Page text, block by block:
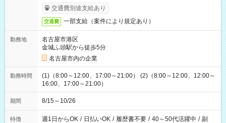
交通費別途支給あり
交通費 一部支給（案件により規定あり）
勤務地
名古屋市港区
金城ふ頭駅から徒歩5分
名古屋市内の企業
勤務時間
(1)（8:00～12:00、17:00～21:00） (2)（8:00～12:00、12:00～
16:00、17:00～21:00）
期間 8/15～10/26
特徴 週1日からOK / 日払いOK / 履歴書不要 / 40～50代活躍中 / 副